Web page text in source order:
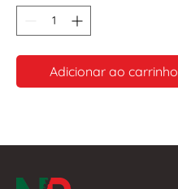
Adicionar ao carrinho